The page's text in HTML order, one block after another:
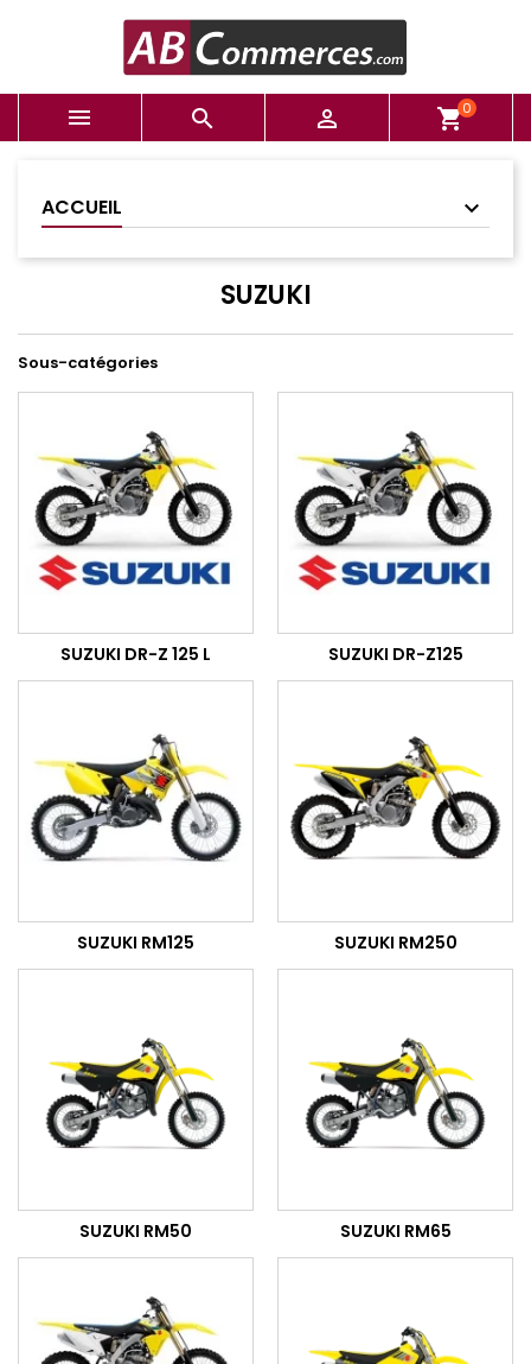
   shopping_cart0
ACCUEIL
SUZUKI
Sous-catégories
SUZUKI DR-Z 125 L SUZUKI DR-Z125
SUZUKI RM125 SUZUKI RM250
SUZUKI RM50 SUZUKI RM65